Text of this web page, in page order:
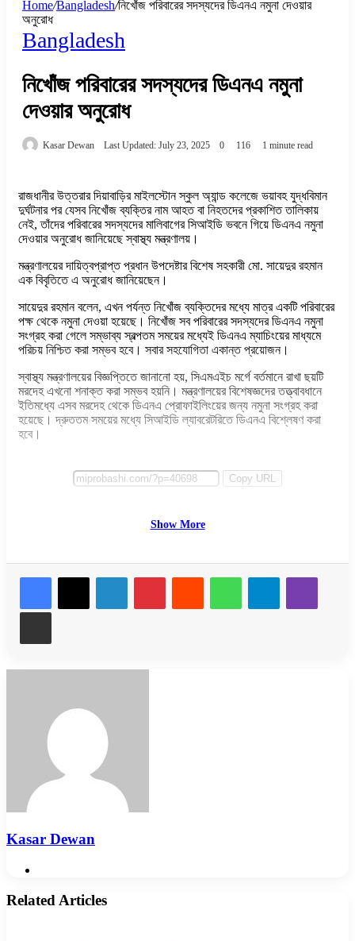
Home/Bangladesh/নিখোঁজ পরিবারের সদস্যদের ডিএনএ নমুনা দেওয়ার
অনুরোধ
Bangladesh
নিখোঁজ পরিবারের সদস্যদের ডিএনএ নমুনা
দেওয়ার অনুরোধ
Kasar Dewan Last Updated: July 23, 2025 0 116 1 minute read
রাজধানীর উত্তরার দিয়াবাড়ির মাইলস্টোন স্কুল অ্যান্ড কলেজে ভয়াবহ যুদ্ধবিমান
দুর্ঘটনার পর যেসব নিখোঁজ ব্যক্তির নাম আহত বা নিহতদের প্রকাশিত তালিকায়
নেই, তাঁদের পরিবারের সদস্যদের মালিবাগের সিআইডি ভবনে গিয়ে ডিএনএ নমুনা
দেওয়ার অনুরোধ জানিয়েছে স্বাস্থ্য মন্ত্রণালয়।
মন্ত্রণালয়ের দায়িত্বপ্রাপ্ত প্রধান উপদেষ্টার বিশেষ সহকারী মো. সায়েদুর রহমান
এক বিবৃতিতে এ অনুরোধ জানিয়েছেন।
সায়েদুর রহমান বলেন, এখন পর্যন্ত নিখোঁজ ব্যক্তিদের মধ্যে মাত্র একটি পরিবারের
পক্ষ থেকে নমুনা দেওয়া হয়েছে। নিখোঁজ সব পরিবারের সদস্যদের ডিএনএ নমুনা
সংগ্রহ করা গেলে সম্ভাব্য স্বল্পতম সময়ের মধ্যেই ডিএনএ ম্যাচিংয়ের মাধ্যমে
পরিচয় নিশ্চিত করা সম্ভব হবে। সবার সহযোগিতা একান্ত প্রয়োজন।
স্বাস্থ্য মন্ত্রণালয়ের বিজ্ঞপ্তিতে জানানো হয়, সিএমএইচ মর্গে বর্তমানে রাখা ছয়টি
মরদেহ এখনো শনাক্ত করা সম্ভব হয়নি। মন্ত্রণালয়ের বিশেষজ্ঞদের তত্ত্বাবধানে
ইতিমধ্যে এসব মরদেহ থেকে ডিএনএ প্রোফাইলিংয়ের জন্য নমুনা সংগ্রহ করা
হয়েছে। দ্রুততম সময়ের মধ্যে সিআইডি ল্যাবরেটরিতে ডিএনএ বিশ্লেষণ করা
হবে।
Copy URL
Show More
LinkedInPinterestReddit WhatsAppTelegramViber
Share via Email
Kasar Dewan
Related Articles